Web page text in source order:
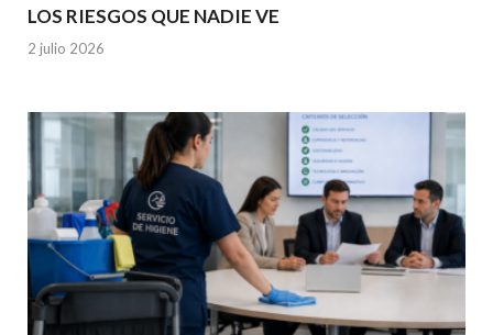
LOS RIESGOS QUE NADIE VE
2 julio 2026